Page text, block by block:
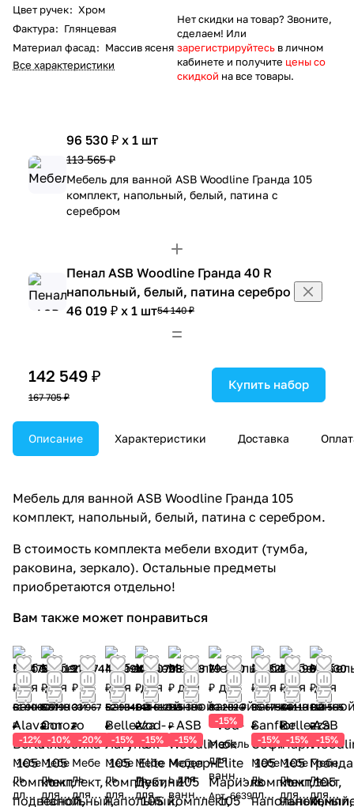
Цвет ручек: Хром
Фактура: Глянцевая
Материал фасад: Массив ясеня
Все характеристики
Нет скидки на товар? Звоните,
сделаем! Или
зарегистрируйтесь в личном
кабинете и получите цены со
скидкой на все товары.
96 530 ₽ x 1 шт
113 565 ₽
Мебель для ванной ASB Woodline Гранда 105
комплект, напольный, белый, патина с
серебром
Пенал ASB Woodline Гранда 40 R
напольный, белый, патина серебро
46 019 ₽ x 1 шт54 140 ₽
142 549 ₽
167 705 ₽
Купить набор
Описание Характеристики Доставка
Мебель для ванной ASB Woodline Гранда 105
комплект, напольный, белый, патина с серебром.
В стоимость комплекта мебели входит (тумба,
раковина, зеркало). Остальные предметы
приобретаются отдельно!
Вам также может понравиться
54 472
₽
61 900
₽
-12%
Мебе
ль
для
52 019
₽
57 799
₽
-10%
Мебе
ль
для
27 174
₽
33 967
₽
-20%
Мебе
ль
для
44 994
₽
52 934
₽
-15%
Мебе
ль
для
122 070
₽
143 612
₽
-15%
Мебе
ль
для
98 073
₽
115 380
₽
-15%
Мебел
ь для
ванно
79 290
₽
93 282 ₽
-15%
Мебель
для
ванной
Vod-ok
Арт.6639
30 324
₽
35 675
₽
-15%
Мебе
ль
для
37 496
₽
44 113
₽
-15%
Мебе
ль
для
96 530
₽
113 565
₽
-15%
Мебе
ль
для